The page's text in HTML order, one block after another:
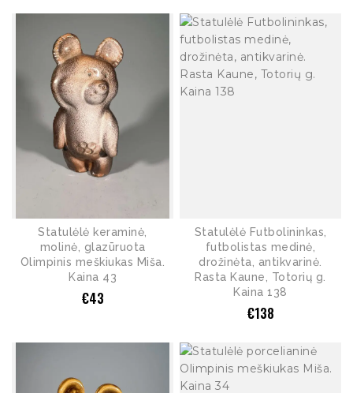
Statulėlė keraminė,
molinė, glazūruota
Olimpinis meškiukas Miša.
Kaina 43
€43
Statulėlė Futbolininkas,
futbolistas medinė,
drožinėta, antikvarinė.
Rasta Kaune, Totorių g.
Kaina 138
€138